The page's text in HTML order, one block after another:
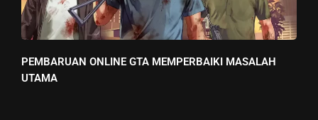
PEMBARUAN ONLINE GTA MEMPERBAIKI MASALAH
UTAMA